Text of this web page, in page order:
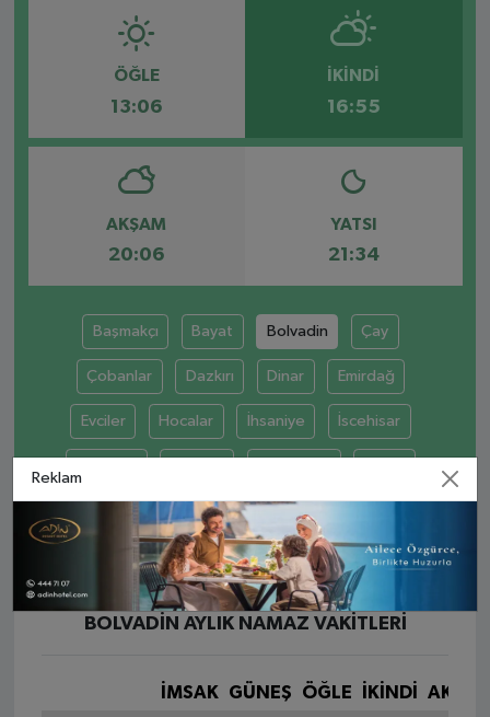
ÖĞLE
13:06
İKINDI
16:55
AKŞAM
20:06
YATSI
21:34
Başmakçı Bayat Bolvadin Çay
Çobanlar Dazkırı Dinar Emirdağ
Evciler Hocalar İhsaniye İscehisar
Sultandağı
BOLVADIN AYLIK NAMAZ VAKITLERI
İMSAK GÜNEŞ ÖĞLE İKINDI
Reklam